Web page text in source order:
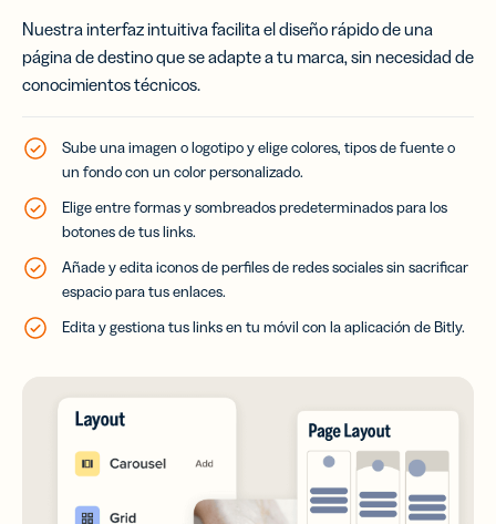
Nuestra interfaz intuitiva facilita el diseño rápido de una
página de destino que se adapte a tu marca, sin necesidad de
conocimientos técnicos.
Sube una imagen o logotipo y elige colores, tipos de fuente o
un fondo con un color personalizado.
Elige entre formas y sombreados predeterminados para los
botones de tus links.
Añade y edita iconos de perfiles de redes sociales sin sacrificar
espacio para tus enlaces.
Edita y gestiona tus links en tu móvil con la aplicación de Bitly.